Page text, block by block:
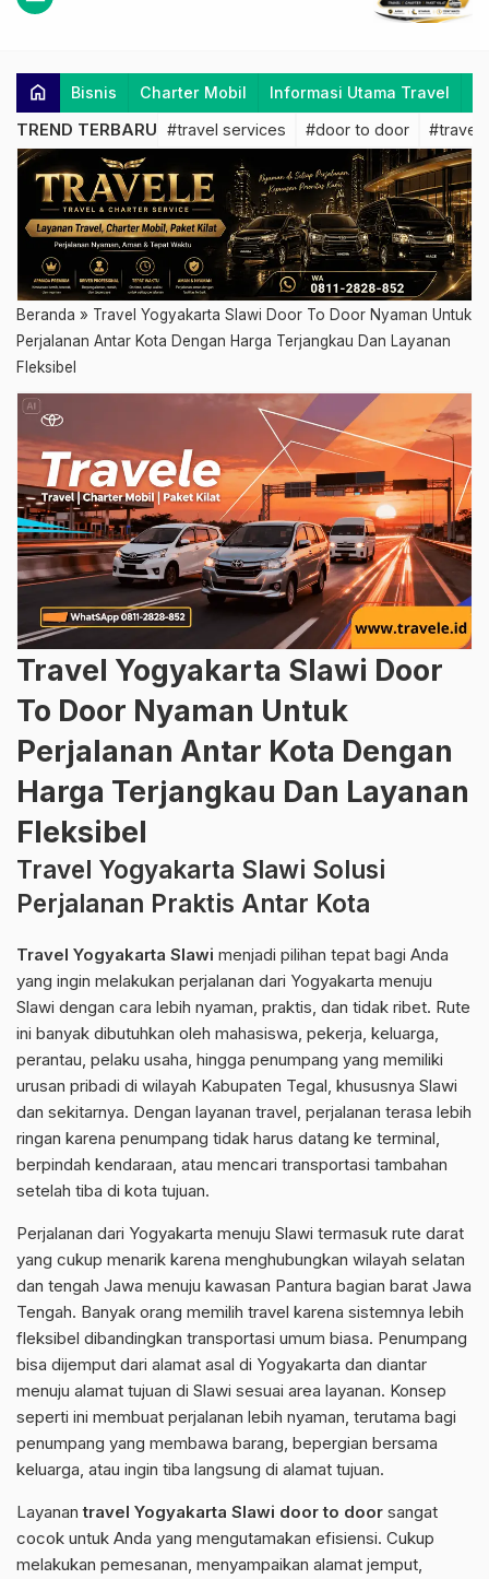
home Bisnis Charter Mobil Informasi Utama Travel
TREND TERBARU #travel services #door to door #travel
Beranda » Travel Yogyakarta Slawi Door To Door Nyaman Untuk
Perjalanan Antar Kota Dengan Harga Terjangkau Dan Layanan
Fleksibel
Travel Yogyakarta Slawi Door
To Door Nyaman Untuk
Perjalanan Antar Kota Dengan
Harga Terjangkau Dan Layanan
Fleksibel
Travel Yogyakarta Slawi Solusi
Perjalanan Praktis Antar Kota
Travel Yogyakarta Slawi menjadi pilihan tepat bagi Anda
yang ingin melakukan perjalanan dari Yogyakarta menuju
Slawi dengan cara lebih nyaman, praktis, dan tidak ribet. Rute
ini banyak dibutuhkan oleh mahasiswa, pekerja, keluarga,
perantau, pelaku usaha, hingga penumpang yang memiliki
urusan pribadi di wilayah Kabupaten Tegal, khususnya Slawi
dan sekitarnya. Dengan layanan travel, perjalanan terasa lebih
ringan karena penumpang tidak harus datang ke terminal,
berpindah kendaraan, atau mencari transportasi tambahan
setelah tiba di kota tujuan.
Perjalanan dari Yogyakarta menuju Slawi termasuk rute darat
yang cukup menarik karena menghubungkan wilayah selatan
dan tengah Jawa menuju kawasan Pantura bagian barat Jawa
Tengah. Banyak orang memilih travel karena sistemnya lebih
fleksibel dibandingkan transportasi umum biasa. Penumpang
bisa dijemput dari alamat asal di Yogyakarta dan diantar
menuju alamat tujuan di Slawi sesuai area layanan. Konsep
seperti ini membuat perjalanan lebih nyaman, terutama bagi
penumpang yang membawa barang, bepergian bersama
keluarga, atau ingin tiba langsung di alamat tujuan.
Layanantravel Yogyakarta Slawi door to door sangat
cocok untuk Anda yang mengutamakan efisiensi. Cukup
melakukan pemesanan, menyampaikan alamat jemput,